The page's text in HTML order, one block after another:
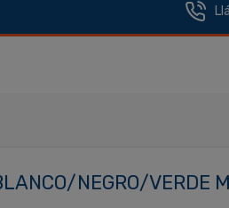
NEGRO/VERDE